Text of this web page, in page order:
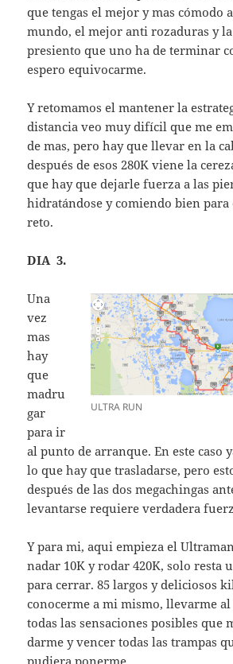
que tengas el mejor y mas cómodo
mundo, el mejor anti rozaduras y
presiento que uno ha de terminar
espero equivocarme.
Y retomamos el mantener la
distancia veo muy difícil que me
de mas, pero hay que llevar en la
después de esos 280K viene la
que hay que dejarle fuerza a las
hidratándose y comiendo bien para
reto.
DIA 3.
ULTRA RUN
Una
vez
mas
hay
que
madru
gar
para ir
al punto de arranque. En este caso
lo que hay que trasladarse, pero
después de las dos megachingas
levantarse requiere verdadera
Y para mi, aqui empieza el
nadar 10K y rodar 420K, solo resta
para cerrar. 85 largos y deliciosos
conocerme a mi mismo, llevarme
todas las sensaciones posibles que
darme y vencer todas las trampas
pudiera ponerme.